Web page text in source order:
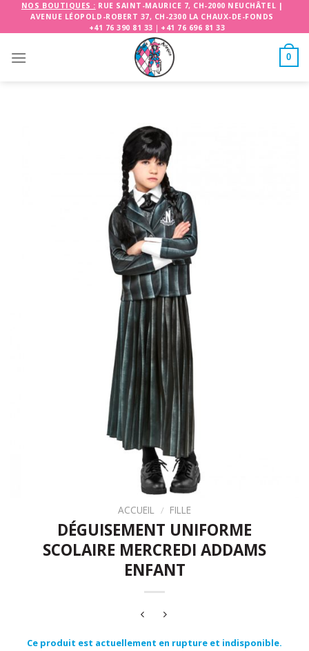
NOS BOUTIQUES : RUE SAINT-MAURICE 7, CH-2000 NEUCHÂTEL |
AVENUE LÉOPOLD-ROBERT 37, CH-2300 LA CHAUX-DE-FONDS
+41 76 390 81 33 | +41 76 696 81 33
0
ACCUEIL / FILLE
DÉGUISEMENT UNIFORME
SCOLAIRE MERCREDI ADDAMS
ENFANT
Ce produit est actuellement en rupture et indisponible.